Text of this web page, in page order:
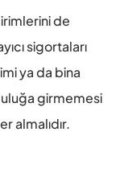
de
sigortaları
ya da bina
girmemesi
almalıdır.